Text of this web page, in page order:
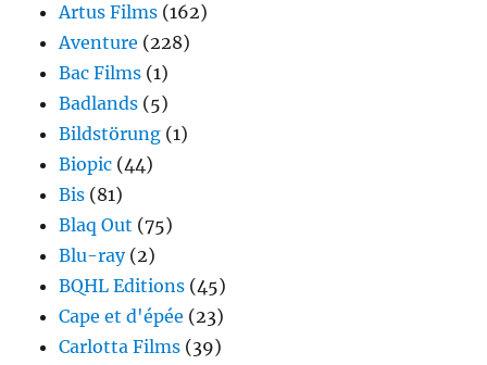
Artus Films (162)
Aventure (228)
Bac Films (1)
Badlands (5)
Bildstörung (1)
Biopic (44)
Bis (81)
Blaq Out (75)
Blu-ray(2)
BQHL Editions (45)
Cape et d'épée (23)
Carlotta Films (39)